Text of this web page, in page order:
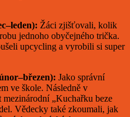
Žáci zjišťovali, kolik
jednoho obyčejného trička.
upcycling a vyrobili si super
Jako správní
ve škole. Následně v
„Kuchařku beze
Vědecky také zkoumali, jak